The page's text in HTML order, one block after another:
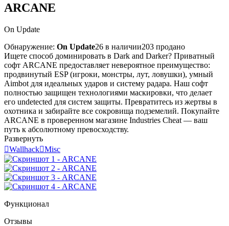
ARCANE
On Update
Обнаружение: On Update26 в наличии203 продано
Ищете способ доминировать в Dark and Darker? Приватный
софт ARCANE предоставляет невероятное преимущество:
продвинутый ESP (игроки, монстры, лут, ловушки), умный
Aimbot для идеальных ударов и систему радара. Наш софт
полностью защищен технологиями маскировки, что делает
его undetected для систем защиты. Превратитесь из жертвы в
охотника и забирайте все сокровища подземелий. Покупайте
ARCANE в проверенном магазине Industries Cheat — ваш
путь к абсолютному превосходству.
Развернуть
WallhackMisc
Функционал
Отзывы